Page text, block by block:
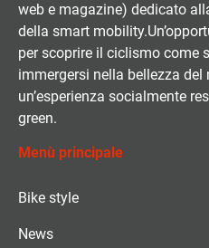
web e magazine) dedicato
della smart
per scoprire il ciclismo come
immergersi nella bellezza del
un’esperienza socialmente
green.
Menù principale
Bike style
News